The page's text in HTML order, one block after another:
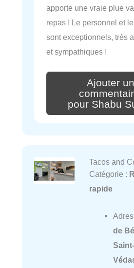
apporte une vraie plue
repas ! Le personnel et
sont exceptionnels, très
et sympathiques !
Ajouter un
pour Shabu
Tacos and
Catégorie :
rapide
de